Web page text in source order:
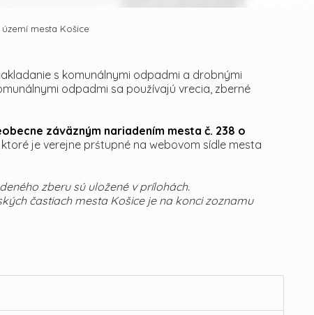
mesta Košice
s komunálnymi odpadmi a drobnými
odpadmi sa používajú vrecia, zberné
záväzným nariadením mesta č. 238 o
ktoré je verejne prśtupné na webovom sídle mesta
zberu sú uložené v prílohách.
častiach mesta Košice je na konci zoznamu